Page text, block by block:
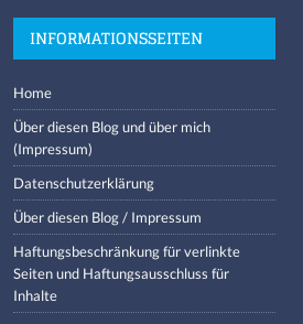
INFORMATIONSSEITEN
Home
Über diesen Blog und über mich
(Impressum)
Datenschutzerklärung
Über diesen Blog / Impressum
Haftungsbeschränkung für verlinkte
Seiten und Haftungsausschluss für
Inhalte